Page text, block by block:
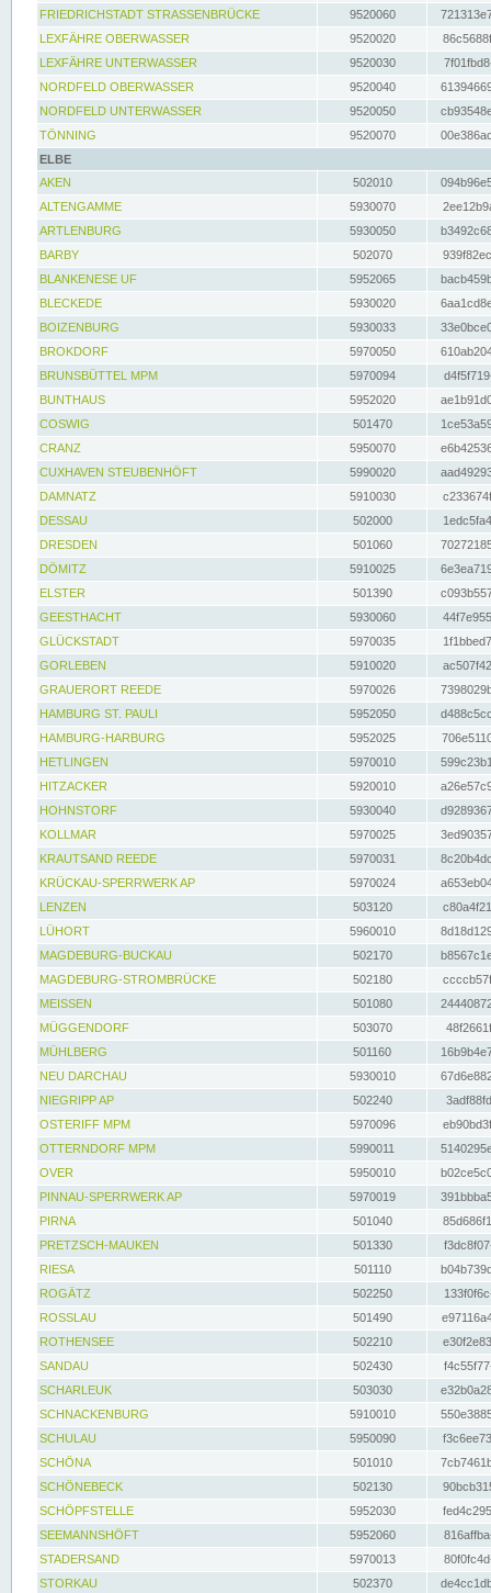
FRIEDRICHSTADT STRASSENBRÜCKE
9520060
LEXFÄHRE OBERWASSER
9520020
LEXFÄHRE UNTERWASSER
9520030
NORDFELD OBERWASSER
9520040
NORDFELD UNTERWASSER
9520050
TÖNNING
9520070
ELBE
AKEN
502010
ALTENGAMME
5930070
ARTLENBURG
5930050
BARBY
502070
BLANKENESE UF
5952065
BLECKEDE
5930020
BOIZENBURG
5930033
BROKDORF
5970050
BRUNSBÜTTEL MPM
5970094
BUNTHAUS
5952020
COSWIG
501470
CRANZ
5950070
CUXHAVEN STEUBENHÖFT
5990020
DAMNATZ
5910030
DESSAU
502000
DRESDEN
501060
DÖMITZ
5910025
ELSTER
501390
GEESTHACHT
5930060
GLÜCKSTADT
5970035
GORLEBEN
5910020
GRAUERORT REEDE
5970026
HAMBURG ST. PAULI
5952050
HAMBURG-HARBURG
5952025
HETLINGEN
5970010
HITZACKER
5920010
HOHNSTORF
5930040
KOLLMAR
5970025
KRAUTSAND REEDE
5970031
KRÜCKAU-SPERRWERK AP
5970024
LENZEN
503120
LÜHORT
5960010
MAGDEBURG-BUCKAU
502170
MAGDEBURG-STROMBRÜCKE
502180
MEISSEN
501080
MÜGGENDORF
503070
MÜHLBERG
501160
NEU DARCHAU
5930010
NIEGRIPP AP
502240
OSTERIFF MPM
5970096
OTTERNDORF MPM
5990011
OVER
5950010
PINNAU-SPERRWERK AP
5970019
PIRNA
501040
PRETZSCH-MAUKEN
501330
RIESA
501110
ROGÄTZ
502250
ROSSLAU
501490
ROTHENSEE
502210
SANDAU
502430
SCHARLEUK
503030
SCHNACKENBURG
5910010
SCHULAU
5950090
SCHÖNA
501010
SCHÖNEBECK
502130
SCHÖPFSTELLE
5952030
SEEMANNSHÖFT
5952060
STADERSAND
5970013
STORKAU
502370